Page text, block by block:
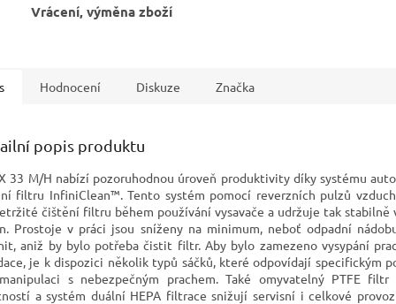
Vrácení, výměna zboží
Hodnocení Diskuze Značka
popis produktu
33 M/H nabízí pozoruhodnou úroveň produktivity díky systému
filtru InfiniClean™. Tento systém pomocí reverzních pulzů
čištění filtru během používání vysavače a udržuje tak stabilně
Prostoje v práci jsou sníženy na minimum, neboť odpadní
aniž by bylo potřeba čistit filtr. Aby bylo zamezeno vysypání
je k dispozici několik typů sáčků, které odpovídají specifickým
s nebezpečným prachem. Také omyvatelný PTFE
a systém duální HEPA filtrace snižují servisní i celkové